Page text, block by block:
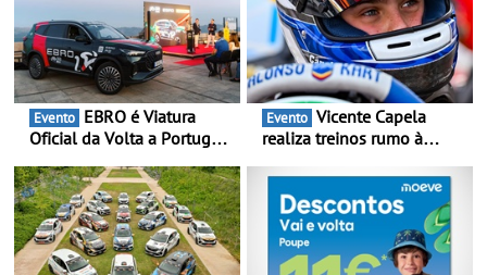
Evento
Oficial da Volta a Portugal
presença nacional ao lado
da mítica prova de ciclismo
e leva a sua gama SUV
multi-energia às estradas
de Portugal
Evento
realiza treinos rumo à
Portugal Karting e mira boa
estreia - O Campeonato
Portugal Karting 2026
decorre entre 1 de Março e
6 de Setembro